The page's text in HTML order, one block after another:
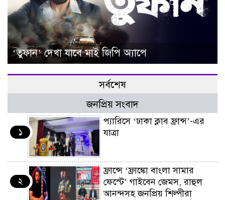
‘তুফান’ দেখা যাবে মাই জিপি অ্যাপে
সর্বশেষ
জনপ্রিয় সংবাদ
১
প্যারিসে ‘ঢাকা ক্লাব ফ্রান্স’-এর
যাত্রা
২
ফ্রান্সে ‘ফ্রাঙ্কো বাংলা সামার
ফেস্টে’ গাইবেন জেমস, রাহুল
আনন্দসহ জনপ্রিয় শিল্পীরা